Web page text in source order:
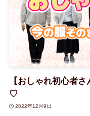
【おしゃれ初心者
♡
2022年12月9日